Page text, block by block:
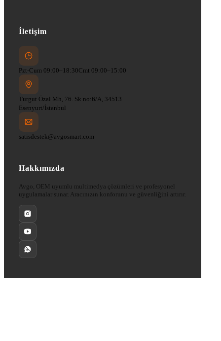
İletişim
Pzt-Cum 09:00–18:30Cmt 09:00–15:00
Turgut Özal Mh, 76. Sk no:6/A, 34513
Esenyurt/İstanbul
satisdestek@avgosmart.com
Hakkımızda
Avgo, OEM uyumlu multimedya çözümleri ve profesyonel
uygulamalar sunar. Aracınızın konforunu ve güvenliğini artırır.